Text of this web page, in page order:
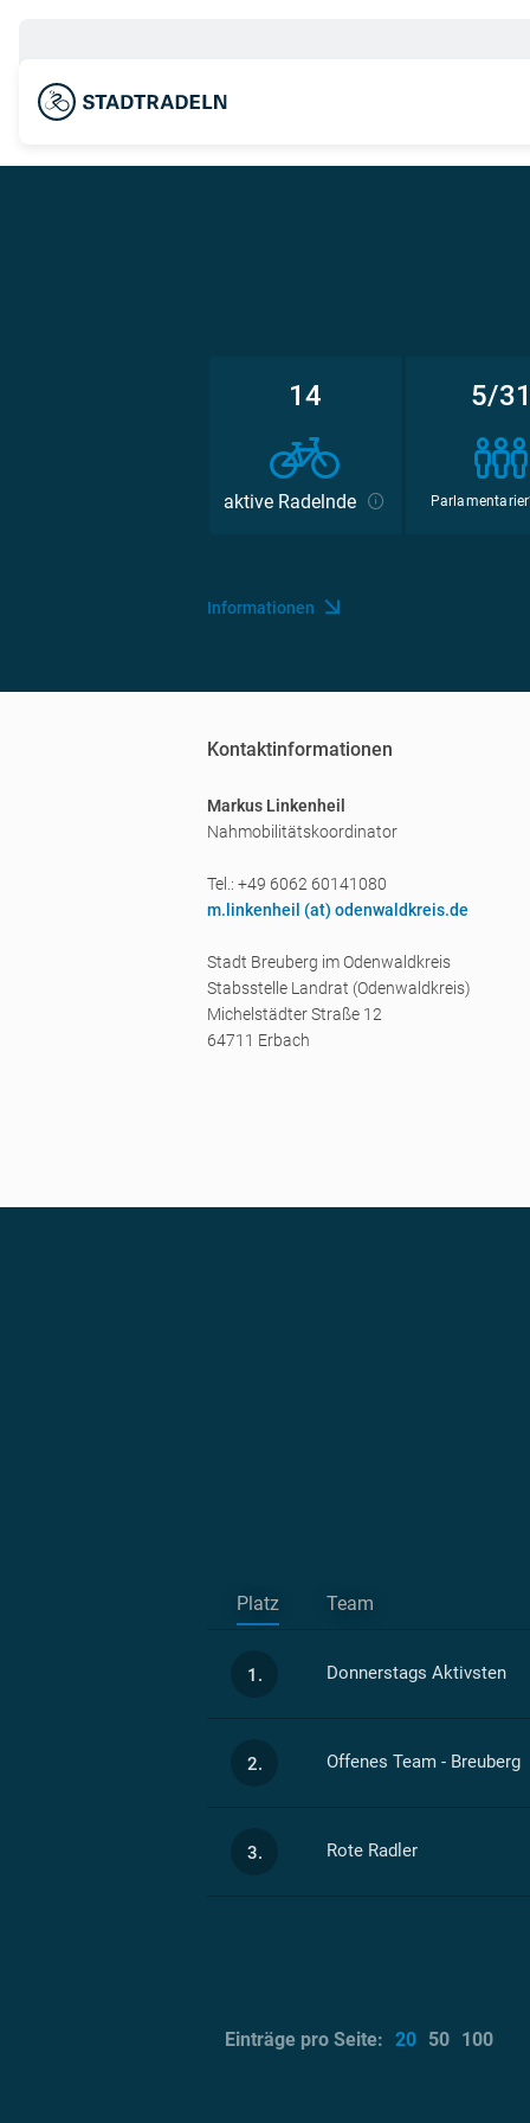
14
aktive Radelnde
5/
Informationen
Kontaktinformationen
Markus Linkenheil
Nahmobilitätskoordinator
Tel.: +49 6062 60141080
m.linkenheil (at) odenwaldkreis.de
Stadt Breuberg im Odenwaldkreis
Stabsstelle Landrat (Odenwaldkreis)
Michelstädter Straße 12
64711 Erbach
Platz Team
1. Donnerstags Aktivsten
2. Offenes Team - Breuberg
3. Rote Radler
Einträge pro Seite: 20 50 100